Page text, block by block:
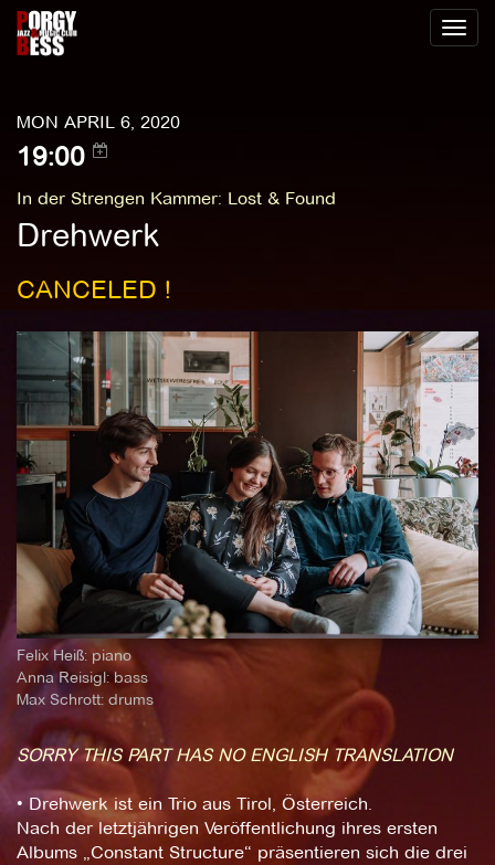
Toggle
MON APRIL 6, 2020
19:00
In der Strengen Kammer: Lost & Found
Drehwerk
CANCELED !
Felix Heiß: piano
Anna Reisigl: bass
Max Schrott: drums
SORRY THIS PART HAS NO ENGLISH TRANSLATION
• Drehwerk ist ein Trio aus Tirol, Österreich.
Nach der letztjährigen Veröffentlichung ihres ersten
Albums „Constant Structure“ präsentieren sich die drei